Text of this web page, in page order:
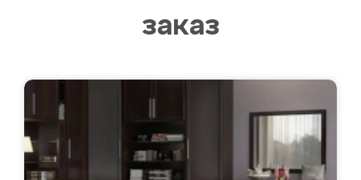
заказ